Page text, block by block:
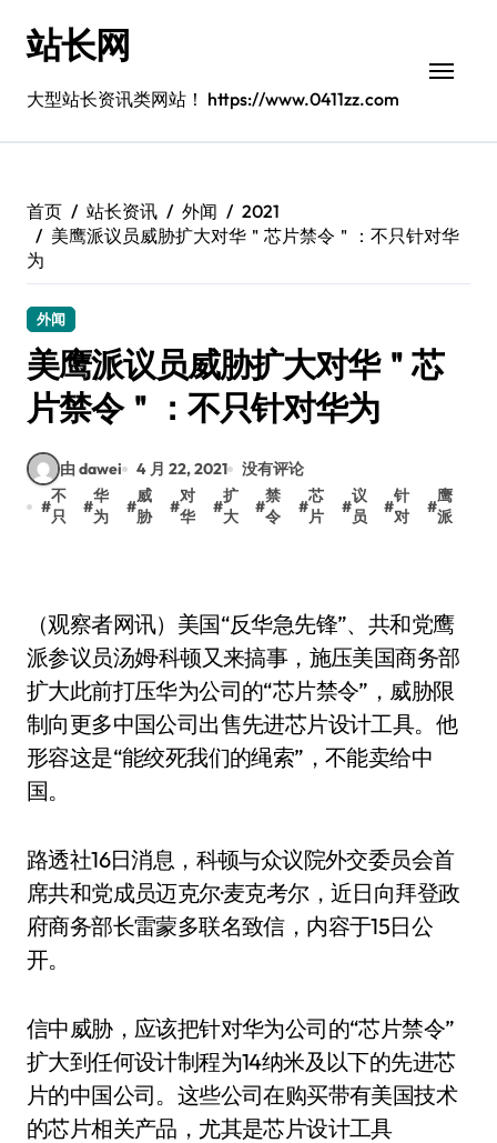
站长网
大型站长资讯类网站！ https://www.0411zz.com
首页 站长资讯 外闻
2021
美鹰派议员威胁扩大对华＂芯片禁令＂：不只针对华
为
外闻
美鹰派议员威胁扩大对华＂芯
片禁令＂：不只针对华为
由 dawei 4 月 22, 2021
没有评论
#
不
只
#
华
为
#
威
胁
#
对
华
#
扩
大
#
禁
令
#
芯
片
#
议
员
#
针
对
#
鹰
派
（观察者网讯）美国“反华急先锋”、共和党鹰
派参议员汤姆·科顿又来搞事，施压美国商务部
扩大此前打压华为公司的“芯片禁令”，威胁限
制向更多中国公司出售先进芯片设计工具。他
形容这是“能绞死我们的绳索”，不能卖给中
国。
路透社16日消息，科顿与众议院外交委员会首
席共和党成员迈克尔·麦克考尔，近日向拜登政
府商务部长雷蒙多联名致信，内容于15日公
开。
信中威胁，应该把针对华为公司的“芯片禁令”
扩大到任何设计制程为14纳米及以下的先进芯
片的中国公司。这些公司在购买带有美国技术
的芯片相关产品，尤其是芯片设计工具